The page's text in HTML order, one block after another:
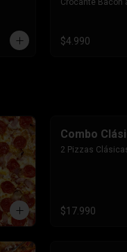
Crocante Bacon
$4.990
Combo
2 Pizzas
$17.990